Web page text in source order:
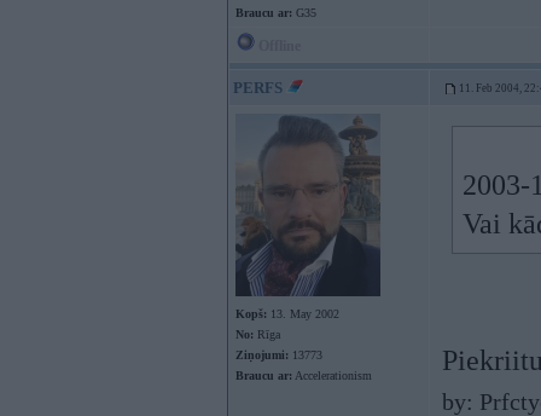
Braucu ar: G35
PERFS 11. Feb 2004,
Kopš: 13. May 2002
No: Rīga
Ziņojumi: 13773
Braucu ar: Accelerationism
2003-
Vai
by: